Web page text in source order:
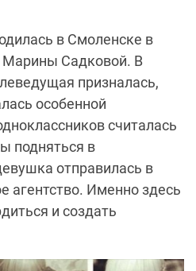
в Смоленске в
Марины Садковой. В
призналась,
особенной
считалась
подняться в
отправилась в
агентство. Именно здесь
и создать